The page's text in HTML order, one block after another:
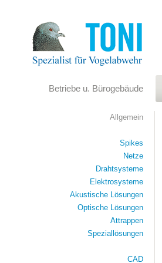
Betriebe u. Bürogebäude
Allgemein
Spikes
Netze
Drahtsysteme
Elektrosysteme
Akustische Lösungen
Optische Lösungen
Attrappen
Speziallösungen
CAD